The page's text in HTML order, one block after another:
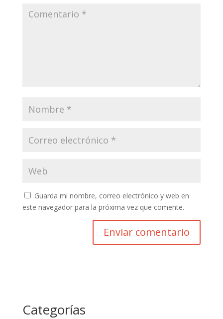
Guarda mi nombre, correo electrónico y web en
este navegador para la próxima vez que comente.
Categorías